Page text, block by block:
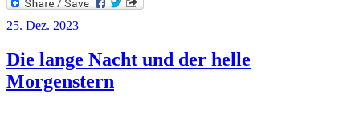
Veröffentlicht
25. Dez. 2023
Die lange Nacht und der helle
Morgenstern